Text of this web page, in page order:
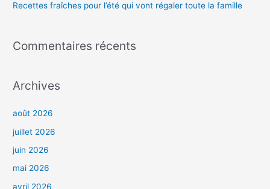
Recettes fraîches pour l’été qui vont régaler toute la famille
Commentaires récents
Archives
août 2026
juillet 2026
juin 2026
mai 2026
avril 2026